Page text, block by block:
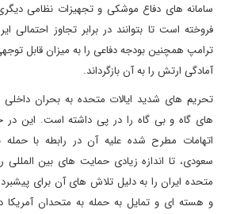
سامانه های دفاع موشکی و تجهیزات نظامی
فروخته است تا بتوانند در برابر تجاوز احتمالی
ترامپ همچنین بودجه دفاعی را به میزان قابل
آمادگی ارتش را به آن بازگرداند.
تحریم های شدید ایالات متحده به بحران داخلی
های گاه و بی گاه را در پی داشته است. این در
اتهامات مطرح شده علیه آن در رابطه با
سعودی، تا اندازه زیادی حمایت های بین المللی
متحده ایران را به دلیل تلاش های آن برای
و هسته ای و تمایل به حمله به متحدان آمریکا